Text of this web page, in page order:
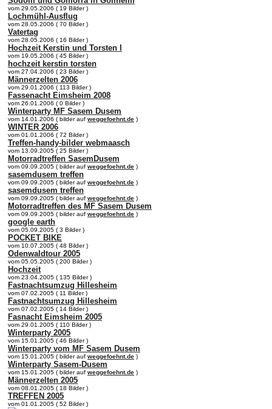
vom 29.05.2006 ( 19 Bilder )
Lochmühl-Ausflug
vom 28.05.2006 ( 70 Bilder )
Vatertag
vom 28.05.2006 ( 16 Bilder )
Hochzeit Kerstin und Torsten I
vom 19.05.2006 ( 45 Bilder )
hochzeit kerstin torsten
vom 27.04.2006 ( 23 Bilder )
Männerzelten 2006
vom 29.01.2006 ( 113 Bilder )
Fassenacht Eimsheim 2008
vom 26.01.2006 ( 0 Bilder )
Winterparty MF Sasem Dusem
vom 14.01.2006 ( bilder auf weggefoehnt.de )
WINTER 2006
vom 01.01.2006 ( 72 Bilder )
Treffen-handy-bilder webmaasch
vom 13.09.2005 ( 25 Bilder )
Motorradtreffen SasemDusem
vom 09.09.2005 ( bilder auf weggefoehnt.de )
sasemdusem treffen
vom 09.09.2005 ( bilder auf weggefoehnt.de )
sasemdusem treffen
vom 09.09.2005 ( bilder auf weggefoehnt.de )
Motorradtreffen des MF Sasem Dusem
vom 09.09.2005 ( bilder auf weggefoehnt.de )
google earth
vom 05.09.2005 ( 3 Bilder )
POCKET BIKE
vom 10.07.2005 ( 48 Bilder )
Odenwaldtour 2005
vom 05.05.2005 ( 200 Bilder )
Hochzeit
vom 23.04.2005 ( 135 Bilder )
Fastnachtsumzug Hillesheim
vom 07.02.2005 ( 11 Bilder )
Fastnachtsumzug Hillesheim
vom 07.02.2005 ( 14 Bilder )
Fasnacht Eimsheim 2005
vom 29.01.2005 ( 110 Bilder )
Winterparty 2005
vom 15.01.2005 ( 46 Bilder )
Winterparty vom MF Sasem Dusem
vom 15.01.2005 ( bilder auf weggefoehnt.de )
Winterparty Sasem-Dusem
vom 15.01.2005 ( bilder auf weggefoehnt.de )
Männerzelten 2005
vom 08.01.2005 ( 18 Bilder )
TREFFEN 2005
vom 01.01.2005 ( 52 Bilder )